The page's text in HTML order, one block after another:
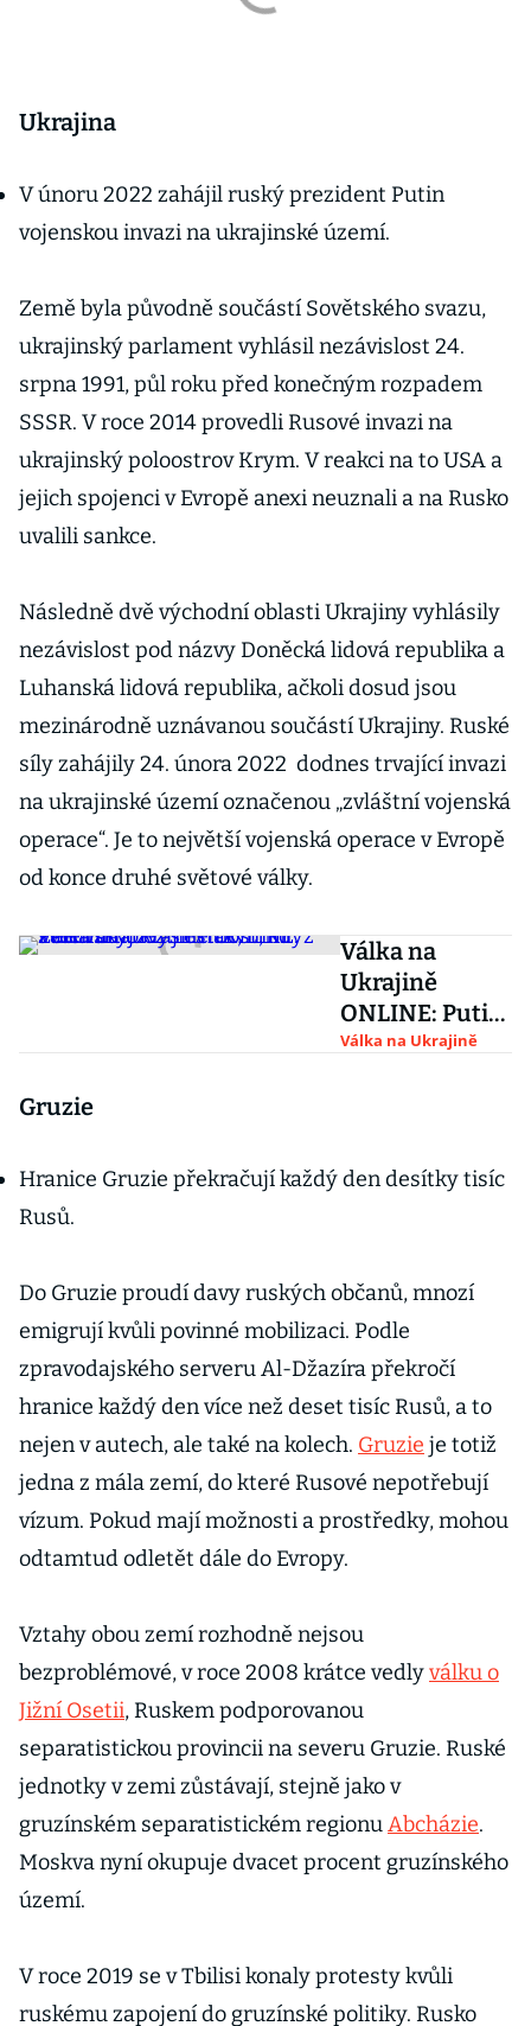
Ukrajina
V únoru 2022 zahájil ruský prezident Putin
vojenskou invazi na ukrajinské území.
Země byla původně součástí Sovětského svazu,
ukrajinský parlament vyhlásil nezávislost 24.
srpna 1991, půl roku před konečným rozpadem
SSSR. V roce 2014 provedli Rusové invazi na
ukrajinský poloostrov Krym. V reakci na to USA a
jejich spojenci v Evropě anexi neuznali a na Rusko
uvalili sankce.
Následně dvě východní oblasti Ukrajiny vyhlásily
nezávislost pod názvy Doněcká lidová republika a
Luhanská lidová republika, ačkoli dosud jsou
mezinárodně uznávanou součástí Ukrajiny. Ruské
síly zahájily 24. února 2022 dodnes trvající invazi
na ukrajinské území označenou „zvláštní vojenská
operace“. Je to největší vojenská operace v Evropě
od konce druhé světové války.
Válka na
Ukrajině
ONLINE: Putin
cítí
míní Zelenskyj
Válka na Ukrajině
Gruzie
Hranice Gruzie překračují každý den desítky tisíc
Rusů.
Do Gruzie proudí davy ruských občanů, mnozí
emigrují kvůli povinné mobilizaci. Podle
zpravodajského serveru Al-Džazíra překročí
hranice každý den více než deset tisíc Rusů, a to
nejen v autech, ale také na kolech. Gruzie je totiž
jedna z mála zemí, do které Rusové nepotřebují
vízum. Pokud mají možnosti a prostředky, mohou
odtamtud odletět dále do Evropy.
Vztahy obou zemí rozhodně nejsou
bezproblémové, v roce 2008 krátce vedlyválku o
Jižní Osetii, Ruskem podporovanou
separatistickou provincii na severu Gruzie. Ruské
jednotky v zemi zůstávají, stejně jako v
gruzínském separatistickém regionuAbcházie.
Moskva nyní okupuje dvacet procent gruzínského
území.
V roce 2019 se v Tbilisi konaly protesty kvůli
ruskému zapojení do gruzínské politiky. Rusko